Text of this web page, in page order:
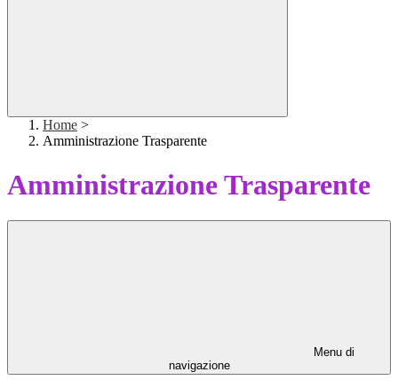
Home >
Amministrazione Trasparente
Amministrazione Trasparente
Menu di
navigazione